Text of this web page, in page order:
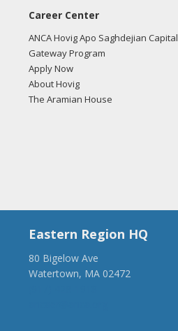
Career Center
ANCA Hovig Apo Saghdejian Capital
Gateway Program
Apply Now
About Hovig
The Aramian House
Eastern Region HQ
80 Bigelow Ave
Watertown, MA 02472